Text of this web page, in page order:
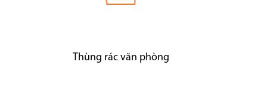
Thùng rác văn phòng